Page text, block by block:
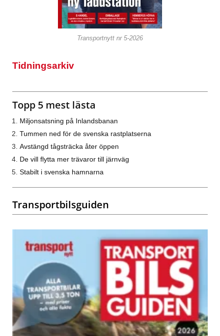
Transportnytt nr 5-2026
Tidningsarkiv
Topp 5 mest lästa
Miljonsatsning på Inlandsbanan
Tummen ned för de svenska rastplatserna
Avstängd tågsträcka åter öppen
De vill flytta mer trävaror till järnväg
Stabilt i svenska hamnarna
Transportbilsguiden